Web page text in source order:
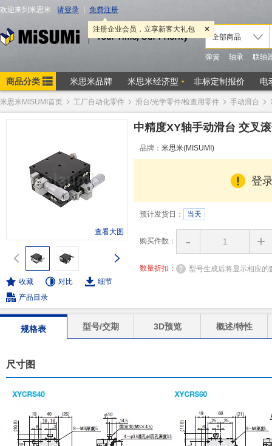
米思米MISUMI首页 工厂自动化零件 滑台/光学零件/检查用零件 手动滑台
查看大图
收藏 对比
细节
产品目录
中精度XY轴手动滑台 交叉
品牌： 米思米(MISUMI)
登
预计发货日： 当天
购买件数： - +
数量折扣： 型号生成后将显示相应的
规格表 型号/交期 3D预览 概述/特性
尺寸图